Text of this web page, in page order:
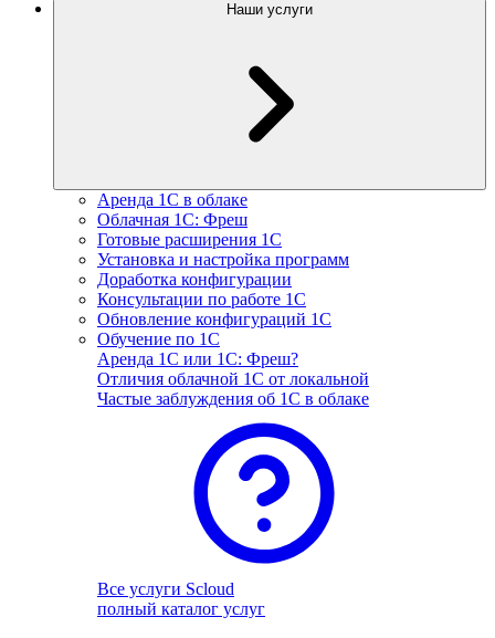
Наши услуги
Аренда 1С в облаке
Облачная 1С: Фреш
Готовые расширения 1С
Установка и настройка программ
Доработка конфигурации
Консультации по работе 1С
Обновление конфигураций 1С
Обучение по 1С
Аренда 1С или 1С: Фреш?
Отличия облачной 1С от локальной
Частые заблуждения об 1С в облаке
Все услуги Scloud
полный каталог услуг